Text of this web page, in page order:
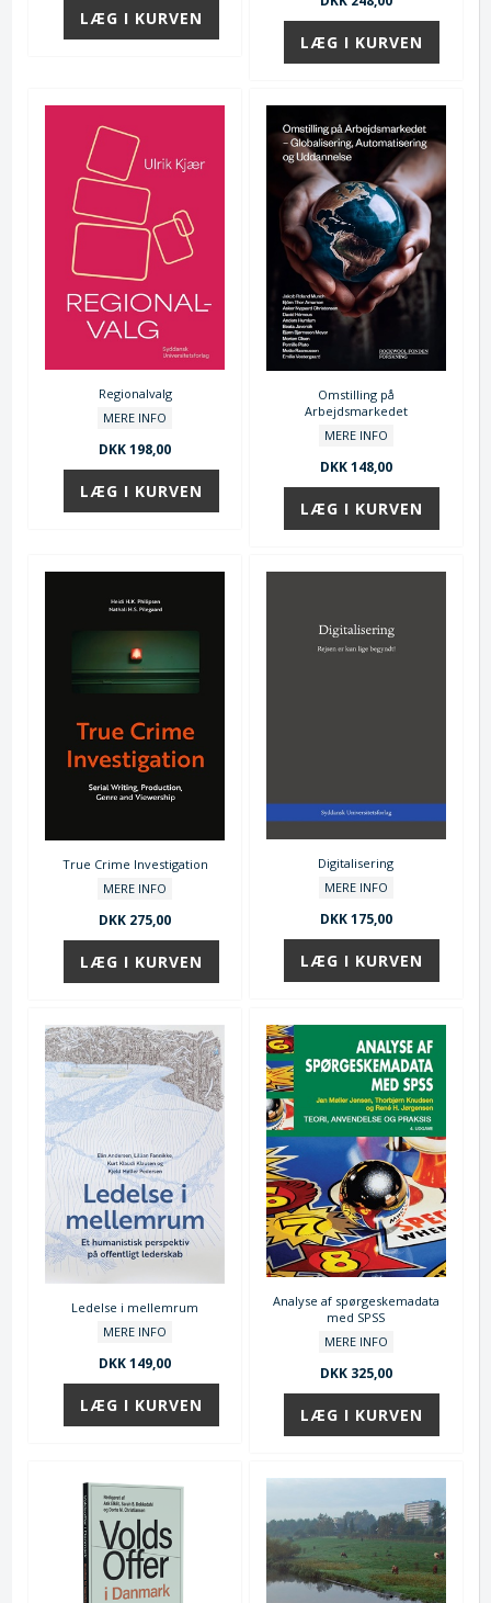
Regionalvalg
MERE INFO
DKK 198,00
Omstilling på
Arbejdsmarkedet
MERE INFO
DKK 148,00
True Crime Investigation
MERE INFO
DKK 275,00
Digitalisering
MERE INFO
DKK 175,00
Ledelse i mellemrum
MERE INFO
DKK 149,00
Analyse af spørgeskemadata
med SPSS
MERE INFO
DKK 325,00